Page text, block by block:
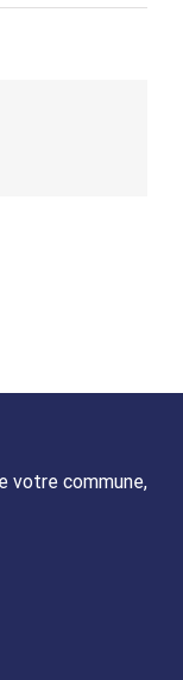
votre commune,